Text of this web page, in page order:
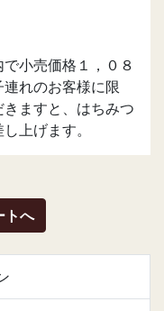
小売価格１，０８
れのお客様に限
ますと、はちみつ
上げます。
トへ